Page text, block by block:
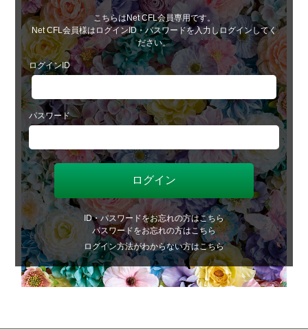
こちらはNet CFL会員専用です。
Net CFL会員様はログインID・パスワードを入力しログインしてく
ださい。
ログインID
パスワード
ID・パスワードをお忘れの方はこちら
パスワードをお忘れの方はこちら
ログイン方法がわからない方はこちら